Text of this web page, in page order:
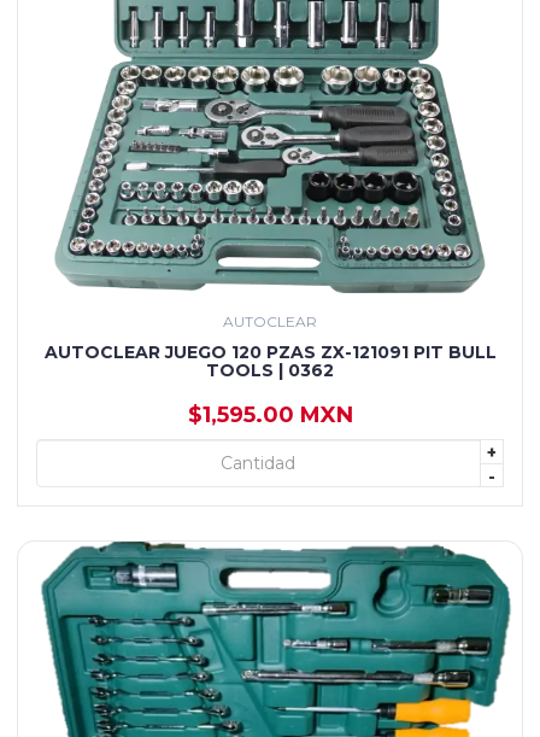
AUTOCLEAR
AUTOCLEAR JUEGO 120 PZAS ZX-121091 PIT BULL
TOOLS | 0362
$1,595.00 MXN
+
-
+ AGREGAR